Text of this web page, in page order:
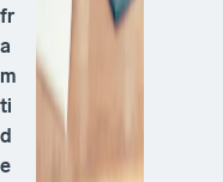
fr
a
m
ti
d
e